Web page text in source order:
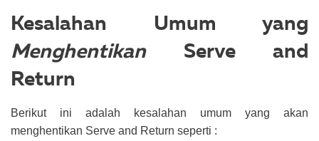
Kesalahan Umum yang
MenghentikanServe and
Return
Berikut ini adalah kesalahan umum yang akan
menghentikan Serve and Return seperti :